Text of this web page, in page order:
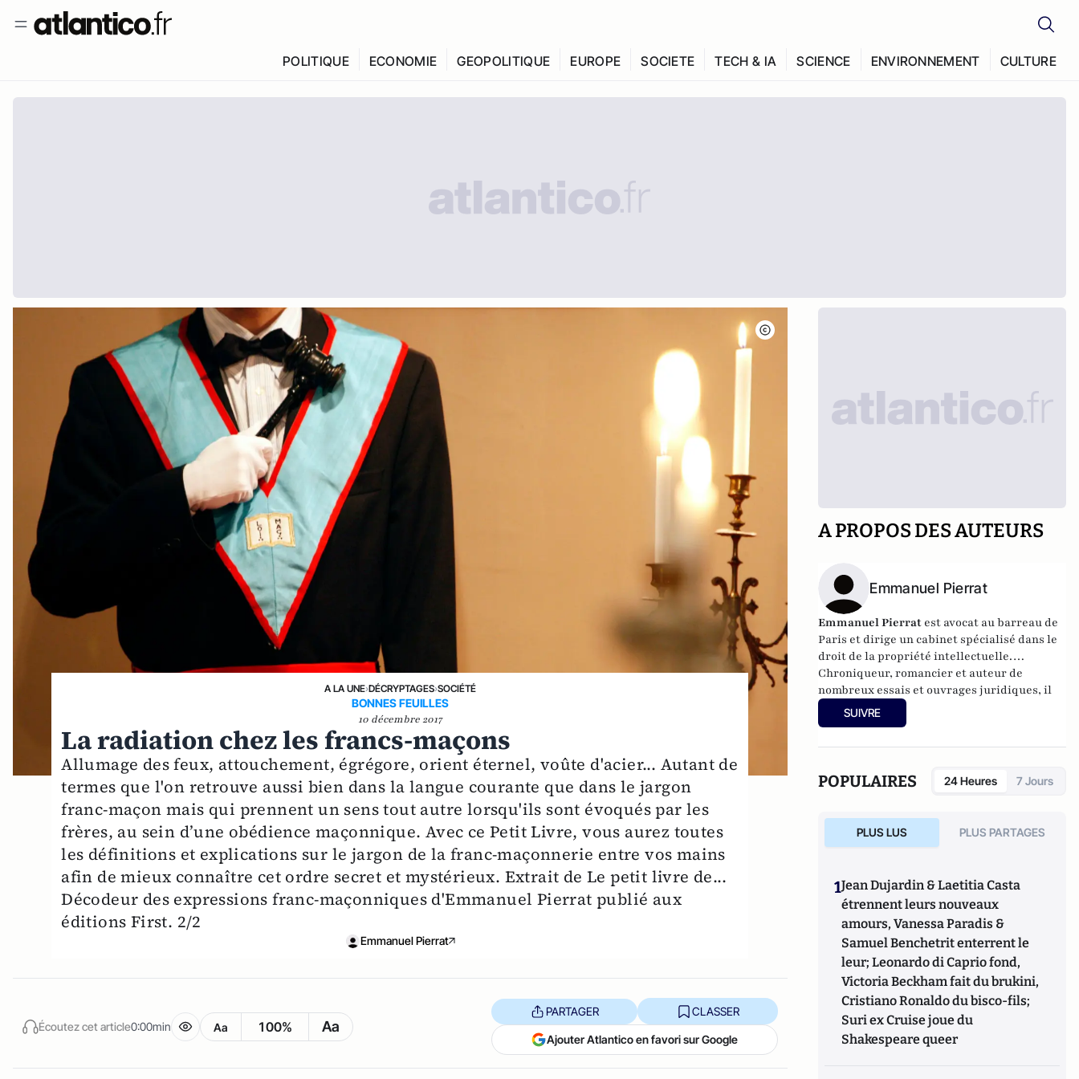
POLITIQUE ECONOMIE GEOPOLITIQUE EUROPE SOCIETE TECH & IA SCIENCE ENVIRONNEMENT CULTURE
A LA UNE›DÉCRYPTAGES›SOCIÉTÉ
BONNES FEUILLES
10 décembre 2017
La radiation chez les francs-maçons
Allumage des feux, attouchement, égrégore, orient éternel, voûte d'acier... Autant de
termes que l'on retrouve aussi bien dans la langue courante que dans le jargon
franc-maçon mais qui prennent un sens tout autre lorsqu'ils sont évoqués par les
frères, au sein d’une obédience maçonnique. Avec ce Petit Livre, vous aurez toutes
les définitions et explications sur le jargon de la franc-maçonnerie entre vos mains
afin de mieux connaître cet ordre secret et mystérieux. Extrait de Le petit livre de...
Décodeur des expressions franc-maçonniques d'Emmanuel Pierrat publié aux
éditions First. 2/2
Emmanuel Pierrat
Écoutez cet article0:00min Aa 100% Aa
PARTAGER CLASSER
Ajouter Atlantico en favori sur Google
A PROPOS DES AUTEURS
Emmanuel Pierrat
Emmanuel Pierrat est avocat au barreau de
Paris et dirige un cabinet spécialisé dans le
droit de la propriété intellectuelle.
Chroniqueur, romancier et auteur de
nombreux essais et ouvrages juridiques, il
est notamment l’auteur de
les Nuls(First, 2007).
SUIVRE
POPULAIRES 24 Heures 7 Jours
PLUS LUS PLUS PARTAGES
1Jean Dujardin & Laetitia Casta
étrennent leurs nouveaux
amours, Vanessa Paradis &
Samuel Benchetrit enterrent le
leur; Leonardo di Caprio fond,
Victoria Beckham fait du brukini,
Cristiano Ronaldo du bisco-fils;
Suri ex Cruise joue du
Shakespeare queer